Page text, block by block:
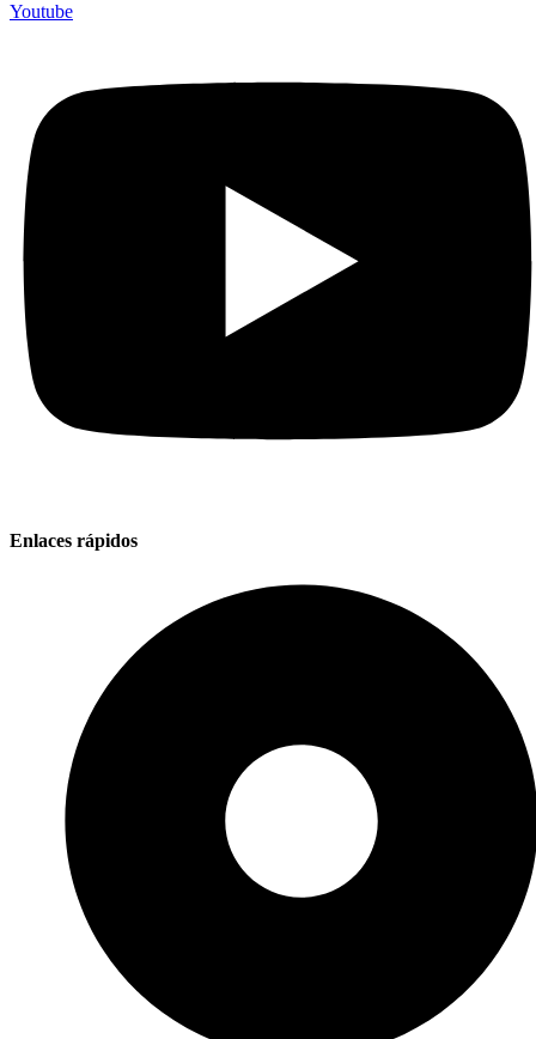
Youtube
Enlaces rápidos